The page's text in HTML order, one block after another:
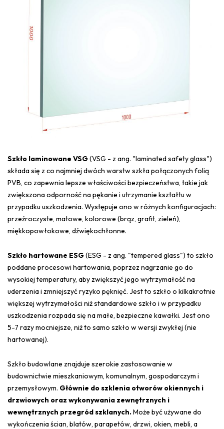
Szkło laminowane VSG(VSG - z ang. "laminated safety glass")
składa się z co najmniej dwóch warstw szkła połączonych folią
PVB, co zapewnia lepsze właściwości bezpieczeństwa, takie jak
zwiększona odporność na pękanie i utrzymanie kształtu w
przypadku uszkodzenia. Występuje ono w różnych konfiguracjach:
przeźroczyste, matowe, kolorowe (brąz, grafit, zieleń),
miękkopowłokowe, dźwiękochłonne.
Szkło hartowane ESG(ESG - z ang. "tempered glass") to szkło
poddane procesowi hartowania, poprzez nagrzanie go do
wysokiej temperatury, aby zwiększyć jego wytrzymałość na
uderzenia i zmniejszyć ryzyko pęknięć. Jest to szkło o kilkakrotnie
większej wytrzymałości niż standardowe szkło i w przypadku
uszkodzenia rozpada się na małe, bezpieczne kawałki. Jest ono
5-7 razy mocniejsze, niż to samo szkło w wersji zwykłej (nie
hartowanej).
Szkło budowlane znajduje szerokie zastosowanie w
budownictwie mieszkaniowym, komunalnym, gospodarczym i
przemysłowym. Głównie do szklenia otworów okiennych i
drzwiowych oraz wykonywania zewnętrznych i
wewnętrznych przegród szklanych.Może być używane do
wykończenia ścian, blatów, parapetów, drzwi, okien, mebli, a